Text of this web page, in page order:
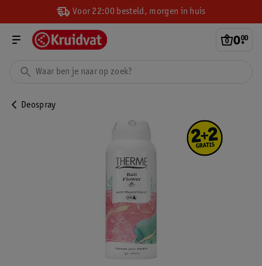
Voor 22:00 besteld, morgen in huis
0.
00
Deospray